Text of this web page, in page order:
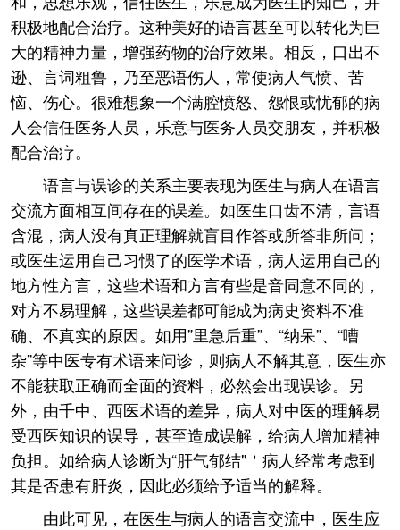
积极地配合治疗。这种美好的语言甚至可以转化为巨
大的精神力量，增强药物的治疗效果。相反，口出不
逊、言词粗鲁，乃至恶语伤人，常使病人气愤、苦
恼、伤心。很难想象一个满腔愤怒、怨恨或忧郁的病
人会信任医务人员，乐意与医务人员交朋友，并积极
配合治疗。
语言与误诊的关系主要表现为医生与病人在语言
交流方面相互间存在的误差。如医生口齿不清，言语
含混，病人没有真正理解就盲目作答或所答非所问；
或医生运用自己习惯了的医学术语，病人运用自己的
地方性方言，这些术语和方言有些是音同意不同的，
对方不易理解，这些误差都可能成为病史资料不准
确、不真实的原因。如用”里急后重”、“纳呆”、“嘈
杂”等中医专有术语来问诊，则病人不解其意，医生亦
不能获取正确而全面的资料，必然会出现误诊。另
外，由千中、西医术语的差异，病人对中医的理解易
受西医知识的误导，甚至造成误解，给病人增加精神
负担。如给病人诊断为“肝气郁结"＇病人经常考虑到
其是否患有肝炎，因此必须给予适当的解释。
由此可见，在医生与病人的语言交流中，医生应